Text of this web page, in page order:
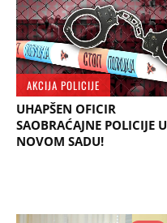
AKCIJA POLICIJE
UHAPŠEN OFICIR
SAOBRAĆAJNE POLICIJE U
NOVOM SADU!